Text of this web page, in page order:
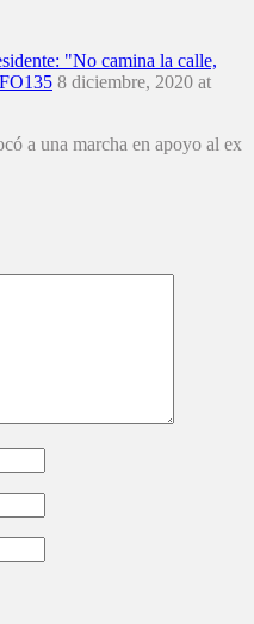
"No camina la calle,
8 diciembre, 2020 at
a una marcha en apoyo al ex